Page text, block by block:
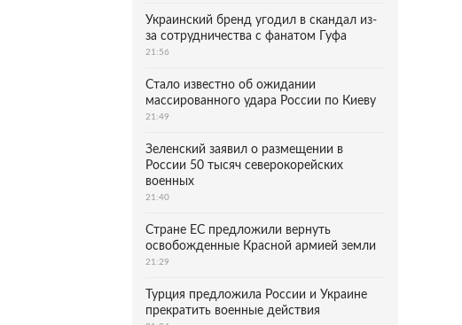
Украинский бренд угодил в скандал из-
за сотрудничества с фанатом Гуфа
21:56
Стало известно об ожидании
массированного удара России по Киеву
21:49
Зеленский заявил о размещении в
России 50 тысяч северокорейских
военных
21:40
Стране ЕС предложили вернуть
освобожденные Красной армией земли
21:29
Турция предложила России и Украине
прекратить военные действия